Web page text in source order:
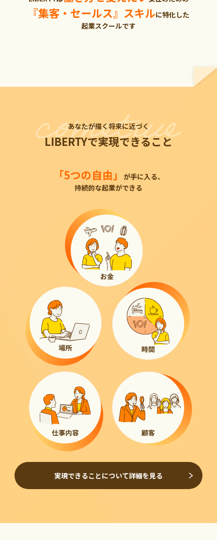
『集客・セールス』スキルに特化した
起業スクールです
あなたが描く将来に近づく
LIBERTYで実現できること
「5つの自由」
が手に入る、
持続的な起業ができる
実現できることについて詳細を見る